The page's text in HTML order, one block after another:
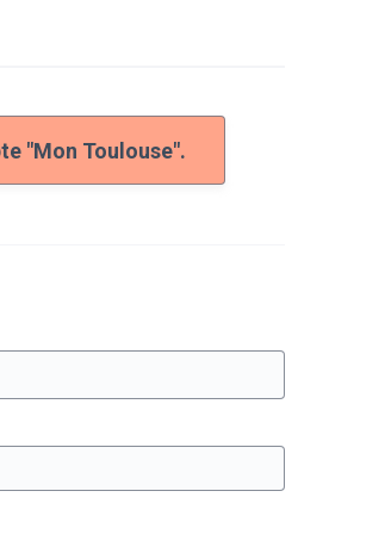
"Mon Toulouse".